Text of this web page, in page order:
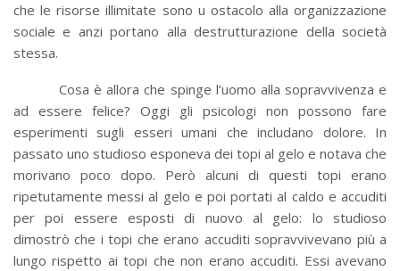
che le risorse illimitate sono u ostacolo alla organizzazione
sociale e anzi portano alla destrutturazione della società
stessa.
Cosa è allora che spinge l’uomo alla sopravvivenza e
ad essere felice? Oggi gli psicologi non possono fare
esperimenti sugli esseri umani che includano dolore. In
passato uno studioso esponeva dei topi al gelo e notava che
morivano poco dopo. Però alcuni di questi topi erano
ripetutamente messi al gelo e poi portati al caldo e accuditi
per poi essere esposti di nuovo al gelo: lo studioso
dimostrò che i topi che erano accuditi sopravvivevano più a
lungo rispetto ai topi che non erano accuditi. Essi avevano